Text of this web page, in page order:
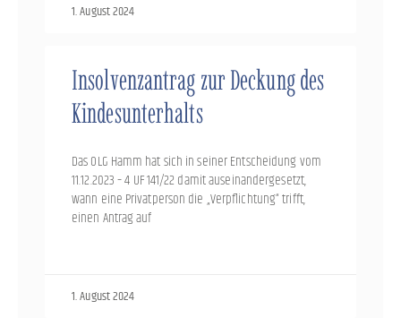
1. August 2024
Insolvenzantrag zur Deckung des
Kindesunterhalts
Das OLG Hamm hat sich in seiner Entscheidung vom
11.12.2023 – 4 UF 141/22 damit auseinandergesetzt,
wann eine Privatperson die „Verpflichtung“ trifft,
einen Antrag auf
1. August 2024